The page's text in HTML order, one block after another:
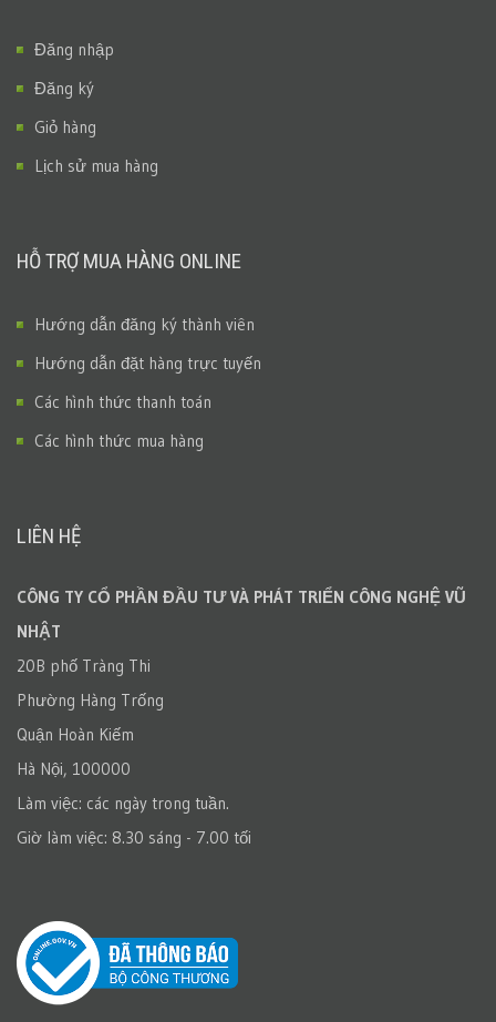
Đăng nhập
Đăng ký
Giỏ hàng
Lịch sử mua hàng
HỖ TRỢ MUA HÀNG ONLINE
Hướng dẫn đăng ký thành viên
Hướng dẫn đặt hàng trực tuyến
Các hình thức thanh toán
Các hình thức mua hàng
LIÊN HỆ
CÔNG TY CỔ PHẦN ĐẦU TƯ VÀ PHÁT TRIỂN CÔNG NGHỆ VŨ
NHẬT
20B phố Tràng Thi
Phường Hàng Trống
Quận Hoàn Kiếm
Hà Nội, 100000
Làm việc: các ngày trong tuần.
Giờ làm việc: 8.30 sáng - 7.00 tối